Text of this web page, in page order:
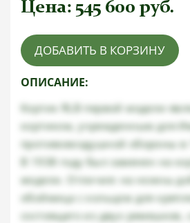
Цена: 545 600 руб.
ДОБАВИТЬ В КОРЗИНУ
ОПИСАНИЕ:
Кортик RLB первой модели
кортиком, учрежденным для
противовоздушной обороны в
В 1938 году был заменен на
модели. Отличия: на ножны
обоймица с кольцом для
состоящего из двух ремешков,